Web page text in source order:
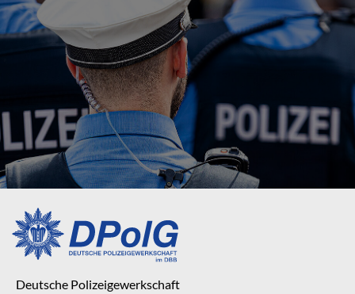
Deutsche Polizeigewerkschaft